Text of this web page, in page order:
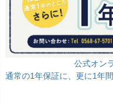
公式オン
通常の1年保証に、更に1年